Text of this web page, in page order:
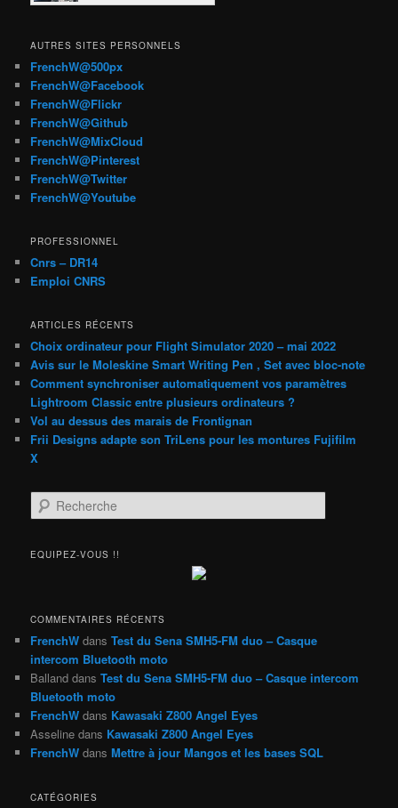
AUTRES SITES PERSONNELS
FrenchW@500px
FrenchW@Facebook
FrenchW@Flickr
FrenchW@Github
FrenchW@MixCloud
FrenchW@Pinterest
FrenchW@Twitter
FrenchW@Youtube
PROFESSIONNEL
Cnrs – DR14
Emploi CNRS
ARTICLES RÉCENTS
Choix ordinateur pour Flight Simulator 2020 – mai 2022
Avis sur le Moleskine Smart Writing Pen , Set avec bloc-note
Comment synchroniser automatiquement vos paramètres
Lightroom Classic entre plusieurs ordinateurs ?
Vol au dessus des marais de Frontignan
Frii Designs adapte son TriLens pour les montures Fujifilm
X
e
h
h
e
EQUIPEZ-VOUS !!
COMMENTAIRES RÉCENTS
FrenchW dansTest du Sena SMH5-FM duo – Casque
intercom Bluetooth moto
Balland dansTest du Sena SMH5-FM duo – Casque intercom
Bluetooth moto
FrenchW dans Kawasaki Z800 Angel Eyes
Asseline dans Kawasaki Z800 Angel Eyes
FrenchW dansMettre à jour Mangos et les bases SQL
CATÉGORIES